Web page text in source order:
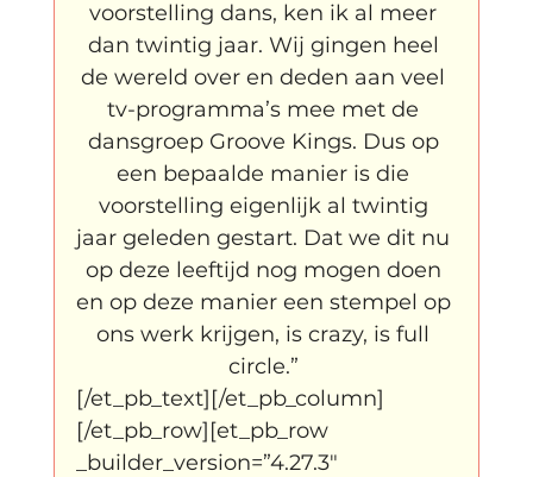
voorstelling dans, ken ik al meer
dan twintig jaar. Wij gingen heel
de wereld over en deden aan veel
tv-programma’s mee met de
dansgroep Groove Kings. Dus op
een bepaalde manier is die
voorstelling eigenlijk al twintig
jaar geleden gestart. Dat we dit nu
op deze leeftijd nog mogen doen
en op deze manier een stempel op
ons werk krijgen, is crazy, is full
circle.”
[/et_pb_text][/et_pb_column]
[/et_pb_row][et_pb_row
_builder_version=”4.27.3″